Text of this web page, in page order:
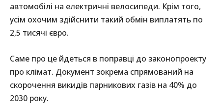
автомобілі на електричні велосипеди. Крім того,
усім охочим здійснити такий обмін виплатять по
2,5 тисячі євро.
Саме про це йдеться в поправці до законопроекту
про клімат. Документ зокрема спрямований на
скорочення викидів парникових газів на 40% до
2030 року.